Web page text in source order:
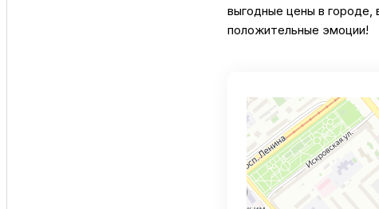
выгодные цены в городе,
положительные эмоции!